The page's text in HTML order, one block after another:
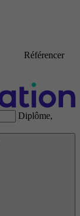
Référencer
Diplôme,